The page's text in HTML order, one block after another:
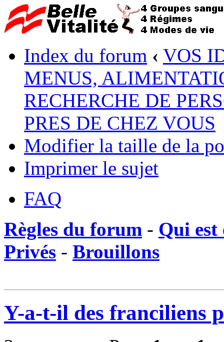
Index du forum ‹ VOS
MENUS,
RECHERCHE DE
PRES DE CHEZ VOUS
Modifier la taille de la
Imprimer le sujet
FAQ
Règles du forum - Qui est
Privés - Brouillons
Y-a-t-il des franciliens